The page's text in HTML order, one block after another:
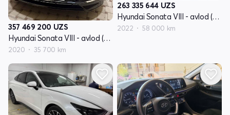
357 469 200 UZS
Hyundai Sonata VIII - avlod (DN8)
2020 35 700 km
263 335 644 UZS
Hyundai Sonata VIII - avlod (DN8)
2022 58 000 km